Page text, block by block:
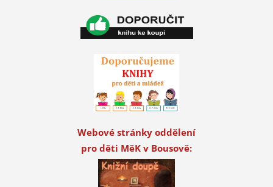
Webové stránky oddělení
pro děti MěK v Bousově: